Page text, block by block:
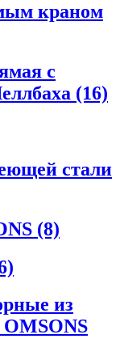
краном
с
(16)
стали
(8)
из